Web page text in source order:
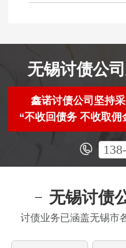
无锡讨债公
鑫诺讨债公司坚持
“不收回债务 不收取佣
无锡讨债
讨债业务已涵盖无锡市